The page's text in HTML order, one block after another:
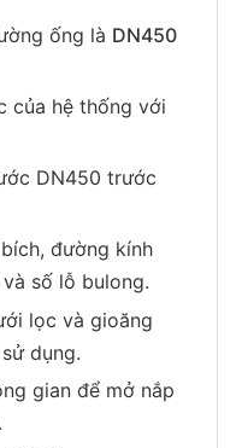
ống là DN450
của hệ thống với
DN450 trước
đường kính
số lỗ bulong.
lọc và gioăng
dụng.
gian để mở nắp